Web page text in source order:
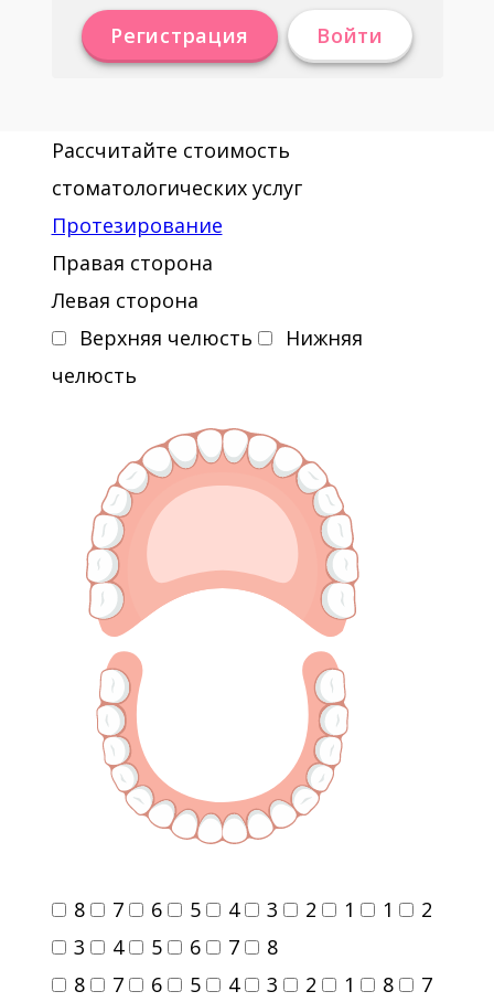
Регистрация Войти
Рассчитайте стоимость
стоматологических услуг
Протезирование
Правая сторона
Левая сторона
Верхняя челюсть
Нижняя
челюсть
8 7 6 5 4 3 2 1 1
2
3
4 5 6 7
8
8
7 6 5 4 3 2 1 8 7